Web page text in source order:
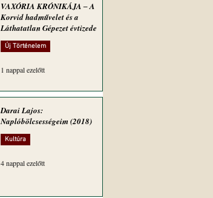
VAXÓRIA KRÓNIKÁJA ‒ A
Korvid hadművelet és a
Láthatatlan Gépezet évtizede
Új Történelem
1 nappal ezelőtt
Darai Lajos:
Naplóbölcsességeim (2018)
Kultúra
4 nappal ezelőtt